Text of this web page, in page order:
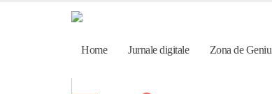
Home Jurnale digitale Zona de Geniu